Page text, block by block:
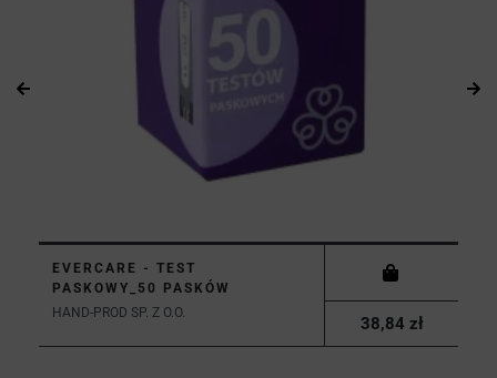
EVERCARE - TEST
PASKOWY_50 PASKÓW
HAND-PROD SP. Z O.O.
38,84 zł